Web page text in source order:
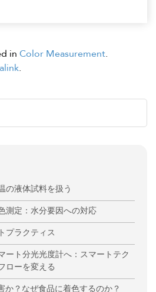
in Color Measurement.
.
の液体試料を扱う
測定：水分要因への対応
プラクティス
ート分光光度計へ：スマートテク
ローを変える
か？なぜ食品に着色するのか？